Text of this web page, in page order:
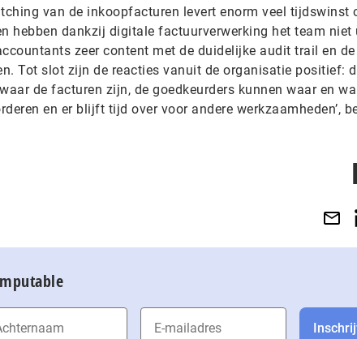
van de inkoopfacturen levert enorm veel tijdswinst
hebben dankzij digitale factuurverwerking het team niet
zeer content met de duidelijke audit trail en de
Tot slot zijn de reacties vanuit de organisatie positief:
de facturen zijn, de goedkeurders kunnen waar en
en er blijft tijd over voor andere werkzaamheden’,